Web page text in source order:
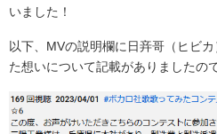
いました！
以下、MVの説明欄に日竎哥（ヒビ
た想いについて記載がありましたの